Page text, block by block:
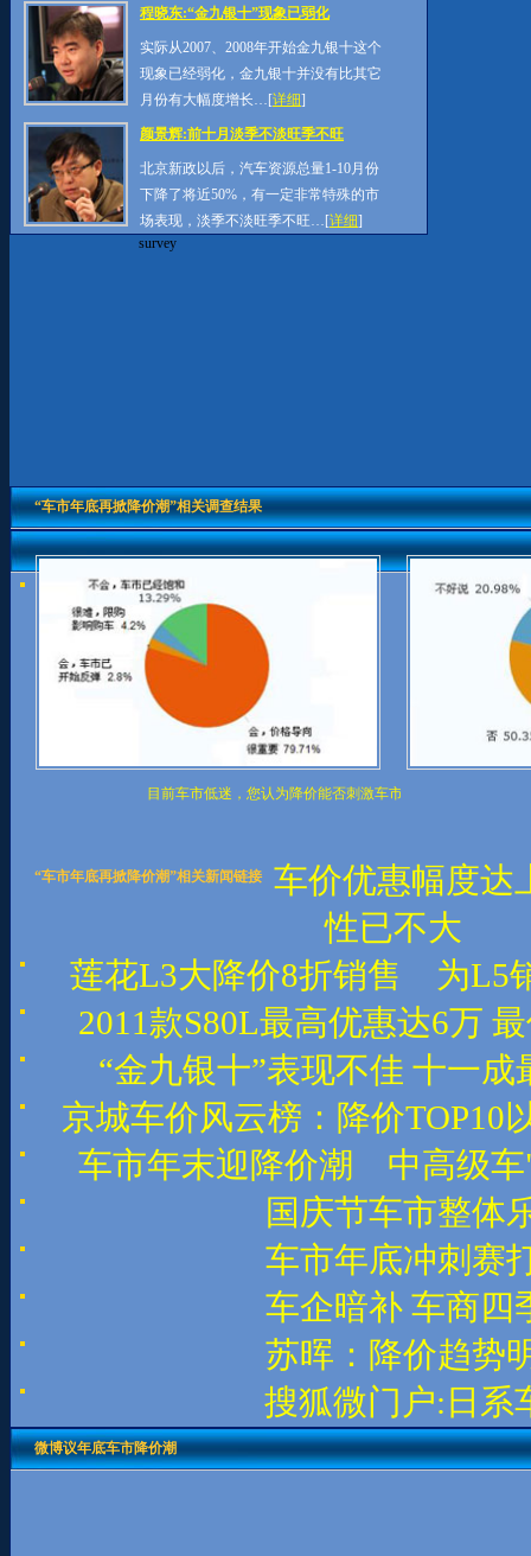
程晓东:“金九银十”现象已弱化
实际从2007、2008年开始金九银十这个
现象已经弱化，金九银十并没有比其它
月份有大幅度增长…[详细]
颜景辉:前十月淡季不淡旺季不旺
北京新政以后，汽车资源总量1-10月份
下降了将近50%，有一定非常特殊的市
场表现，淡季不淡旺季不旺…[详细]
survey
“车市年底再掀降价潮”相关调查结果
目前车市低迷，您认为降价能否刺激车市？
“车市年底再掀降价潮”相关新闻链接
车价优惠幅度达
性已不大
莲花L3大降价8折销售 为L5
2011款S80L最高优惠达6万
“金九银十”表现不佳 十一成
京城车价风云榜：降价TOP10
车市年末迎降价潮 中高级车
国庆节车市整体
车市年底冲刺赛
车企暗补 车商四
苏晖：降价趋势
搜狐微门户:日系
微博议年底车市降价潮